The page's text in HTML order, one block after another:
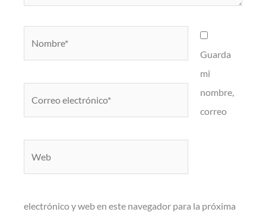
Guarda
mi
nombre,
correo
electrónico y web en este navegador para la próxima